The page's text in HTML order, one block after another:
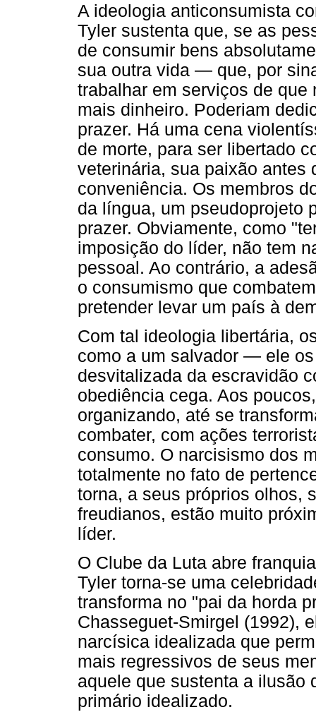
A ideologia anticonsumista
Tyler sustenta que, se as
de consumir bens
sua outra vida — que, por
trabalhar em serviços de que
mais dinheiro. Poderiam
prazer. Há uma cena
de morte, para ser libertado
veterinária, sua paixão antes
conveniência. Os membros
da língua, um pseudoprojeto
prazer. Obviamente, como
imposição do líder, não tem
pessoal. Ao contrário, a
o consumismo que
pretender levar um país à
Com tal ideologia libertária,
como a um salvador — ele
desvitalizada da escravidão
obediência cega. Aos
organizando, até se
combater, com ações
consumo. O narcisismo dos
totalmente no fato de
torna, a seus próprios olhos,
freudianos, estão muito
líder.
O Clube da Luta abre
Tyler torna-se uma
transforma no "pai da horda
Chasseguet-Smirgel (1992),
narcísica idealizada que
mais regressivos de seus
aquele que sustenta a ilusão
primário idealizado.